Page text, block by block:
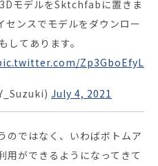
モデルをSktchfabに置きま
ンスでモデルをダウンロー
してあります。
Zp3GboEfyL
July 4, 2021
のではなく、いわばボトムア
用ができるようになってきて